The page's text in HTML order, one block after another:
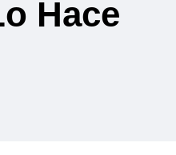
Hace